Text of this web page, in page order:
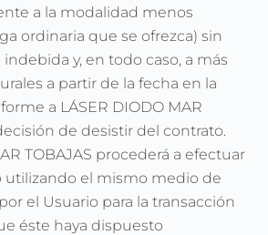
a la modalidad menos
ordinaria que se ofrezca) sin
y, en todo caso, a más
a partir de la fecha en la
a LÁSER DIODO MAR
de desistir del contrato.
TOBAJAS procederá a efectuar
utilizando el mismo medio de
el Usuario para la transacción
éste haya dispuesto